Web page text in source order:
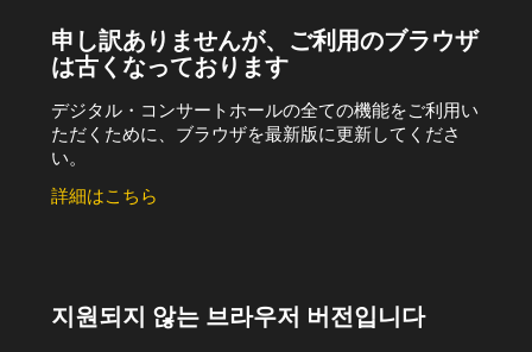
申し訳ありませんが、ご利用のブラウザ
は古くなっております
デジタル・コンサートホールの全ての機能をご利用い
ただくために、ブラウザを最新版に更新してくださ
い。
詳細はこちら
지원되지 않는 브라우저 버전입니다